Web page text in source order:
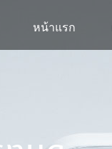
หน้าแรก